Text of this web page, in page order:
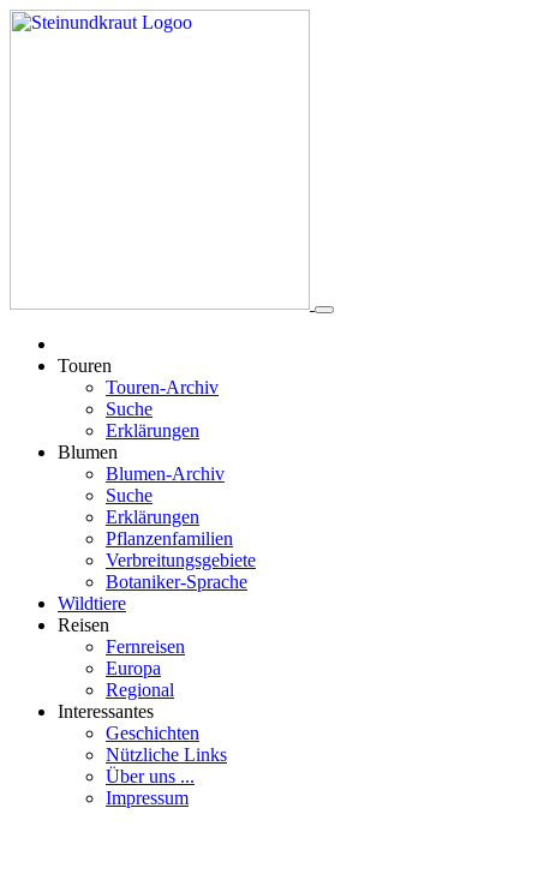
Touren
Touren-Archiv
Suche
Erklärungen
Blumen
Blumen-Archiv
Suche
Erklärungen
Pflanzenfamilien
Verbreitungsgebiete
Botaniker-Sprache
Wildtiere
Reisen
Fernreisen
Europa
Regional
Interessantes
Geschichten
Nützliche Links
Über uns ...
Impressum